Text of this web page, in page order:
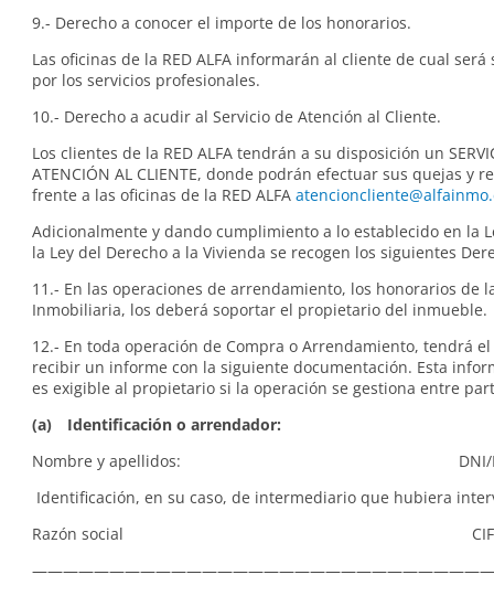
9.- Derecho a conocer el importe de los honorarios.
Las oficinas de la RED ALFA informarán al cliente de cual
por los servicios profesionales.
10.- Derecho a acudir al Servicio de Atención al Cliente.
Los clientes de la RED ALFA tendrán a su disposición un
ATENCIÓN AL CLIENTE, donde podrán efectuar sus quejas y
frente a las oficinas de la RED ALFA
Adicionalmente y dando cumplimiento a lo establecido en la
la Ley del Derecho a la Vivienda se recogen los siguientes
11.- En las operaciones de arrendamiento, los honorarios de
Inmobiliaria, los deberá soportar el propietario del inmueble.
12.- En toda operación de Compra o Arrendamiento, tendrá
recibir un informe con la siguiente documentación. Esta
es exigible al propietario si la operación se gestiona entre
(a) Identificación o arrendador:
Nombre y apellidos: DNI/
Identificación, en su caso, de intermediario que hubiera
Razón social CIF